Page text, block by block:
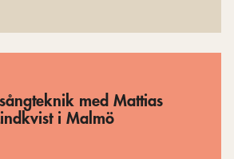
med Mattias
i Malmö